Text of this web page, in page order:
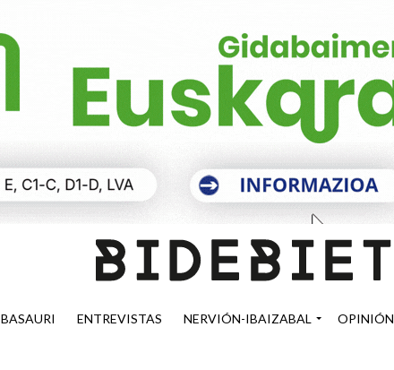
BASAURI ENTREVISTAS NERVIÓN-IBAIZABAL OPINIÓN